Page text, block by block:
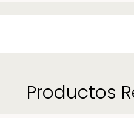
Productos